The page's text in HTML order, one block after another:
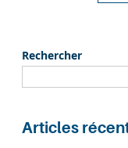
Rechercher
Articles